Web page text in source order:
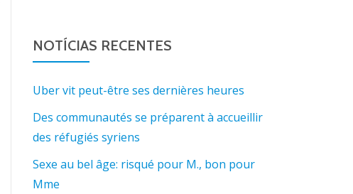
NOTÍCIAS RECENTES
Uber vit peut-être ses dernières heures
Des communautés se préparent à accueillir
des réfugiés syriens
Sexe au bel âge: risqué pour M., bon pour
Mme